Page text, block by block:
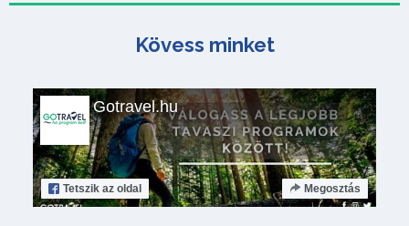
Kövess minket
Gotravel.hu
Tetszik az oldal Megosztás